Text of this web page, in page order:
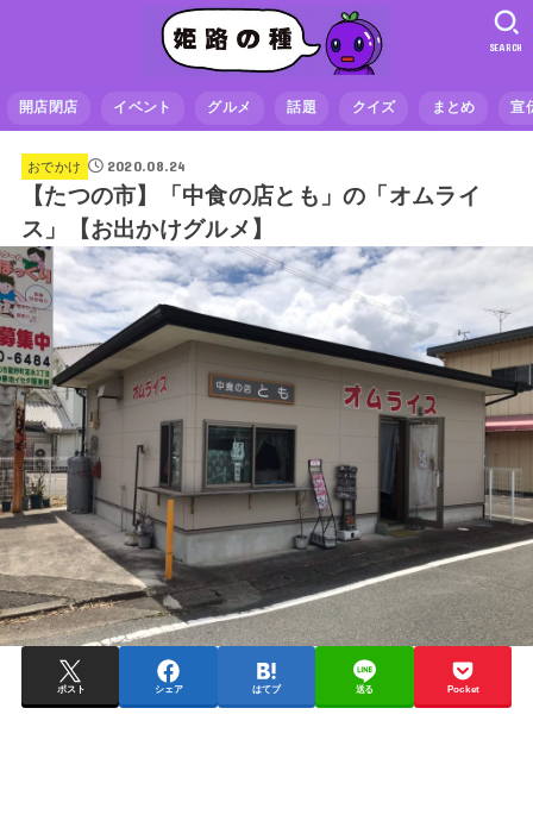
開店閉店 イベント グルメ 話題 クイズ まとめ 宣
SEARCH
おでかけ 2020.08.24
【たつの市】「中食の店とも」の「オムライ
ス」【お出かけグルメ】
ポスト シェア はてブ 送る Pocket